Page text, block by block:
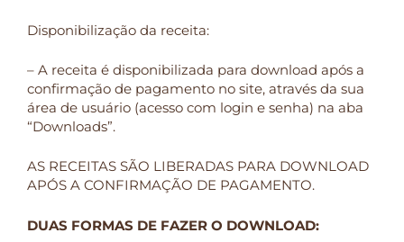
Disponibilização da receita:
– A receita é disponibilizada para download após a
confirmação de pagamento no site, através da sua
área de usuário (acesso com login e senha) na aba
“Downloads”.
AS RECEITAS SÃO LIBERADAS PARA DOWNLOAD
APÓS A CONFIRMAÇÃO DE PAGAMENTO.
DUAS FORMAS DE FAZER O DOWNLOAD: